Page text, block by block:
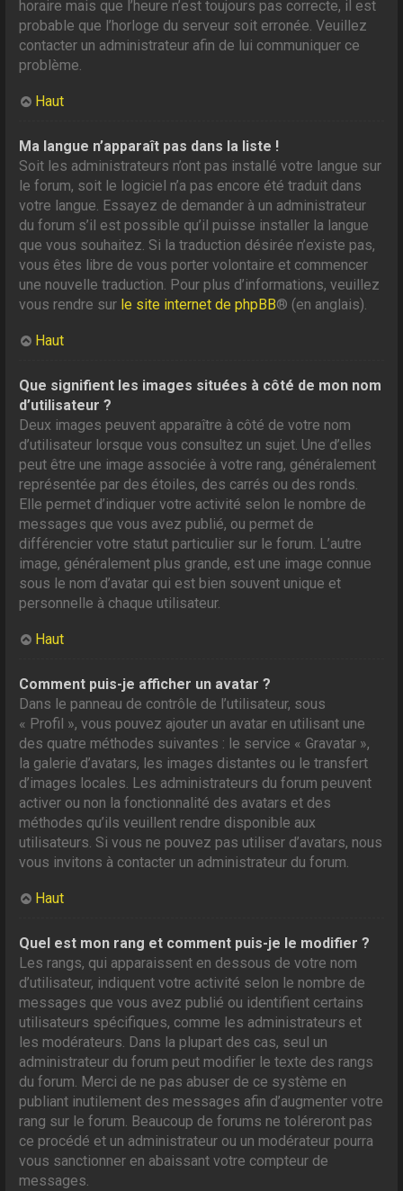
horaire mais que l’heure n’est toujours pas correcte, il est
probable que l’horloge du serveur soit erronée. Veuillez
contacter un administrateur afin de lui communiquer ce
problème.
Haut
Ma langue n’apparaît pas dans la liste !
Soit les administrateurs n’ont pas installé votre langue sur
le forum, soit le logiciel n’a pas encore été traduit dans
votre langue. Essayez de demander à un administrateur
du forum s’il est possible qu’il puisse installer la langue
que vous souhaitez. Si la traduction désirée n’existe pas,
vous êtes libre de vous porter volontaire et commencer
une nouvelle traduction. Pour plus d’informations, veuillez
vous rendre sur le site internet de phpBB® (en anglais).
Haut
Que signifient les images situées à côté de mon nom
d’utilisateur ?
Deux images peuvent apparaître à côté de votre nom
d’utilisateur lorsque vous consultez un sujet. Une d’elles
peut être une image associée à votre rang, généralement
représentée par des étoiles, des carrés ou des ronds.
Elle permet d’indiquer votre activité selon le nombre de
messages que vous avez publié, ou permet de
différencier votre statut particulier sur le forum. L’autre
image, généralement plus grande, est une image connue
sous le nom d’avatar qui est bien souvent unique et
personnelle à chaque utilisateur.
Haut
Comment puis-je afficher un avatar ?
Dans le panneau de contrôle de l’utilisateur, sous
« Profil », vous pouvez ajouter un avatar en utilisant une
des quatre méthodes suivantes : le service « Gravatar »,
la galerie d’avatars, les images distantes ou le transfert
d’images locales. Les administrateurs du forum peuvent
activer ou non la fonctionnalité des avatars et des
méthodes qu’ils veuillent rendre disponible aux
utilisateurs. Si vous ne pouvez pas utiliser d’avatars, nous
vous invitons à contacter un administrateur du forum.
Haut
Quel est mon rang et comment puis-je le modifier ?
Les rangs, qui apparaissent en dessous de votre nom
d’utilisateur, indiquent votre activité selon le nombre de
messages que vous avez publié ou identifient certains
utilisateurs spécifiques, comme les administrateurs et
les modérateurs. Dans la plupart des cas, seul un
administrateur du forum peut modifier le texte des rangs
du forum. Merci de ne pas abuser de ce système en
publiant inutilement des messages afin d’augmenter votre
rang sur le forum. Beaucoup de forums ne toléreront pas
ce procédé et un administrateur ou un modérateur pourra
vous sanctionner en abaissant votre compteur de
messages.